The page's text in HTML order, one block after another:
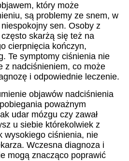
który może
są problemy ze snem, w
sen. Osoby z
skarżą się też na
cierpnięcia kończyn,
Te symptomy ciśnienia nie
z nadciśnieniem, co może
i odpowiednie leczenie.
objawów nadciśnienia
poważnym
udar mózgu czy zawał
u siebie którekolwiek z
wysokiego ciśnienia, nie
Wczesna diagnoza i
mogą znacząco poprawić